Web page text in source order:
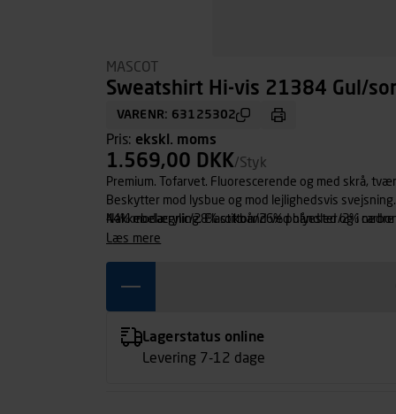
MASCOT
Sweatshirt Hi-vis 21384 Gul/
VARENR: 63125302
Pris: ekskl. moms
1.569,00 DKK/Styk
Premium. Tofarvet. Fluorescerende og med skrå,
Beskytter mod lysbue og mod lejlighedsvis
Nakkebelægning. Elastikbånd ved håndled og i nedre
44% modacrylic/28% cotton/26% polyester/2%
læs mere
Lagerstatus online
Levering 7-12 dage